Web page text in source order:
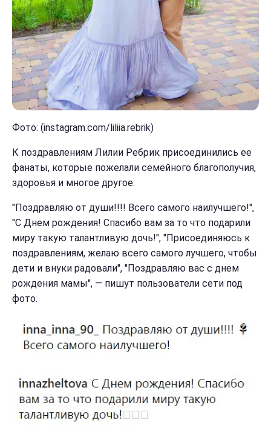
Фото: (instagram.com/liliia.rebrik)
К поздравлениям Лилии Ребрик присоединились ее
фанаты, которые пожелали семейного благополучия,
здоровья и многое другое.
"Поздравляю от души!!!! Всего самого наилучшего!",
"С Днем рождения! Спасибо вам за то что подарили
миру такую талантливую дочь!", "Присоединяюсь к
поздравлениям, желаю всего самого лучшего, чтобы
дети и внуки радовали", "Поздравляю вас с днем
рождения мамы", — пишут пользователи сети под
фото.